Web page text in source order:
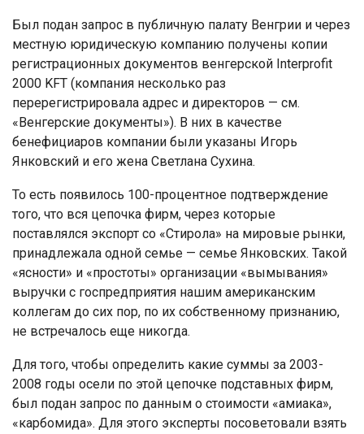
Был подан запрос в публичную палату Венгрии и через
местную юридическую компанию получены копии
регистрационных документов венгерской Interprofit
2000 KFT (компания несколько раз
перерегистрировала адрес и директоров — см.
«Венгерские документы»). В них в качестве
бенефициаров компании были указаны Игорь
Янковский и его жена Светлана Сухина.
То есть появилось 100-процентное подтверждение
того, что вся цепочка фирм, через которые
поставлялся экспорт со «Стирола» на мировые рынки,
принадлежала одной семье — семье Янковских. Такой
«ясности» и «простоты» организации «вымывания»
выручки с госпредприятия нашим американским
коллегам до сих пор, по их собственному признанию,
не встречалось еще никогда.
Для того, чтобы определить какие суммы за 2003-
2008 годы осели по этой цепочке подставных фирм,
был подан запрос по данным о стоимости «амиака»,
«карбомида». Для этого эксперты посоветовали взять